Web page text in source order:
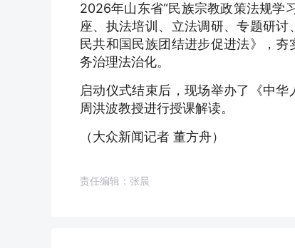
2026年山东省“民族宗教政策法规学
座、执法培训、立法调研、专题研
民共和国民族团结进步促进法》，
务治理法治化。
启动仪式结束后，现场举办了《中
周洪波教授进行授课解读。
（大众新闻记者 董方舟）
责任编辑：张晨